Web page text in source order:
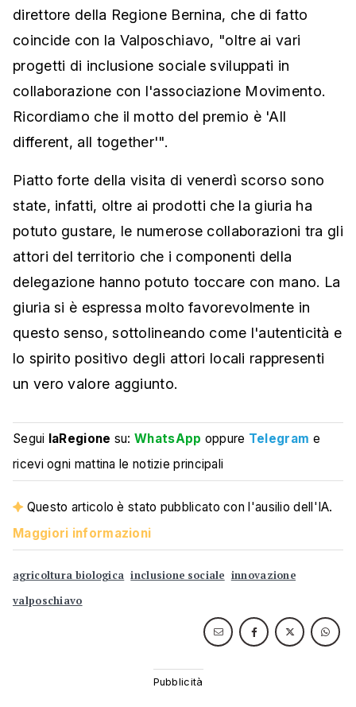
direttore della Regione Bernina, che di fatto
coincide con la Valposchiavo, "oltre ai vari
progetti di inclusione sociale sviluppati in
collaborazione con l'associazione Movimento.
Ricordiamo che il motto del premio è 'All
different, all together'".
Piatto forte della visita di venerdì scorso sono
state, infatti, oltre ai prodotti che la giuria ha
potuto gustare, le numerose collaborazioni tra gli
attori del territorio che i componenti della
delegazione hanno potuto toccare con mano. La
giuria si è espressa molto favorevolmente in
questo senso, sottolineando come l'autenticità e
lo spirito positivo degli attori locali rappresenti
un vero valore aggiunto.
Segui laRegione su:WhatsApp oppure Telegram e
ricevi ogni mattina le notizie principali
Questo articolo è stato pubblicato con l'ausilio dell'IA.
Maggiori informazioni
agricoltura biologica inclusione sociale innovazione
valposchiavo